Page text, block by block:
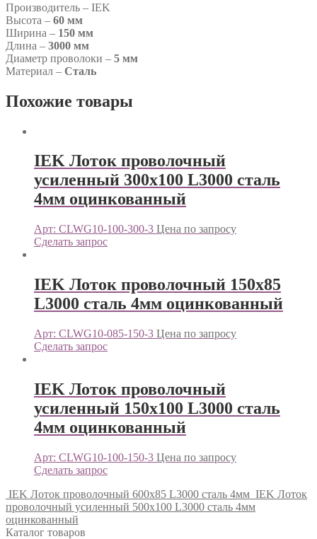
Производитель – IEK
Высота – 60 мм
Ширина – 150 мм
Длина – 3000 мм
Диаметр проволоки – 5 мм
Материал – Сталь
Похожие товары
IEK Лоток проволочный
усиленный 300х100 L3000 сталь
4мм оцинкованный
Арт: CLWG10-100-300-3 Цена по запросу
Сделать запрос
IEK Лоток проволочный 150х85
L3000 сталь 4мм оцинкованный
Арт: CLWG10-085-150-3 Цена по запросу
Сделать запрос
IEK Лоток проволочный
усиленный 150х100 L3000 сталь
4мм оцинкованный
Арт: CLWG10-100-150-3 Цена по запросу
Сделать запрос
IEK Лоток проволочный 600х85 L3000 сталь 4мм IEK Лоток
проволочный усиленный 500х100 L3000 сталь 4мм
оцинкованный
Каталог товаров